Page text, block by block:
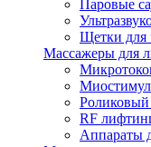
Паровые
Щетки для
Массажеры для
Роликовый
RF
Аппараты